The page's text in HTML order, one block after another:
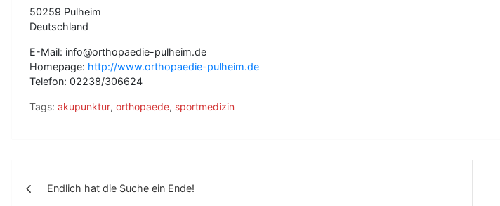
50259 Pulheim
Deutschland
E-Mail: info@orthopaedie-pulheim.de
Homepage: http://www.orthopaedie-pulheim.de
Telefon: 02238/306624
Tags: akupunktur, orthopaede, sportmedizin
Endlich hat die Suche ein Ende!